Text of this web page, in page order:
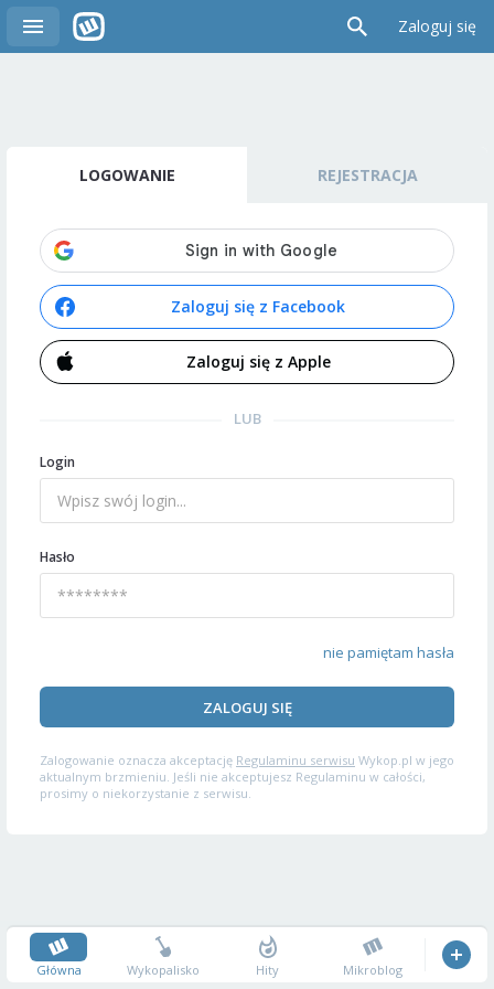
Zaloguj się
LOGOWANIE REJESTRACJA
Zaloguj się z Facebook
Zaloguj się z Apple
LUB
Login
Hasło
nie pamiętam hasła
ZALOGUJ SIĘ
Zalogowanie oznacza akceptację Regulaminu serwisu Wykop.pl w jego
aktualnym brzmieniu. Jeśli nie akceptujesz Regulaminu w całości,
prosimy o niekorzystanie z serwisu.
Główna Wykopalisko Hity Mikroblog